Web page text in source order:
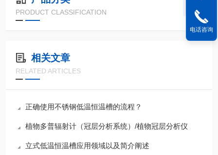
PRODUCT CLASSIFICATION
相关文章
RELATED ARTICLES
正确使用不锈钢低温恒温槽的流程？
植物多普辐射计（冠层分析系统）/植物冠层分析仪
立式低温恒温槽应用领域以及简介阐述
电话咨询